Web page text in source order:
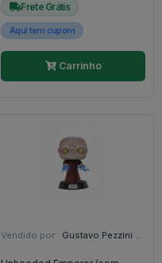
Frete Grátis
Aqui tem cupom
Carrinho
Vendido por: Gustavo Pezzini - MG